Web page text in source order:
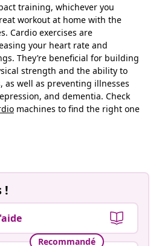
training, whichever you
workout at home with the
Cardio exercises are
your heart rate and
They’re beneficial for building
strength and the ability to
as well as preventing illnesses
and dementia. Check
machines to find the right one
!
Recommandé